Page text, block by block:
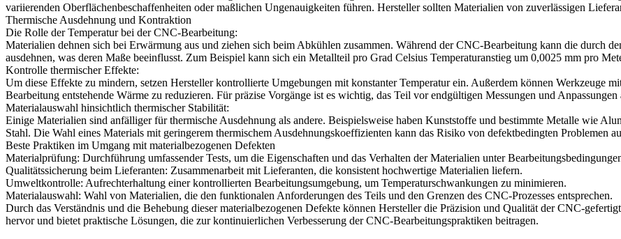
variierenden Oberflächenbeschaffenheiten oder maßlichen Ungenauigkeiten führen. Hersteller sollten Materialien von zuverlässigen
Thermische Ausdehnung und Kontraktion
Die Rolle der Temperatur bei der CNC-Bearbeitung:
Materialien dehnen sich bei Erwärmung aus und ziehen sich beim Abkühlen zusammen. Während der CNC-Bearbeitung kann die durch
ausdehnen, was deren Maße beeinflusst. Zum Beispiel kann sich ein Metallteil pro Grad Celsius Temperaturanstieg um 0,0025 mm pro
Kontrolle thermischer Effekte:
Um diese Effekte zu mindern, setzen Hersteller kontrollierte Umgebungen mit konstanter Temperatur ein. Außerdem können Werkzeuge
Bearbeitung entstehende Wärme zu reduzieren. Für präzise Vorgänge ist es wichtig, das Teil vor endgültigen Messungen und
Materialauswahl hinsichtlich thermischer Stabilität:
Einige Materialien sind anfälliger für thermische Ausdehnung als andere. Beispielsweise haben Kunststoffe und bestimmte Metalle wie
Stahl. Die Wahl eines Materials mit geringerem thermischem Ausdehnungskoeffizienten kann das Risiko von defektbedingten Problemen
Beste Praktiken im Umgang mit materialbezogenen Defekten
Materialprüfung: Durchführung umfassender Tests, um die Eigenschaften und das Verhalten der Materialien unter
Qualitätssicherung beim Lieferanten: Zusammenarbeit mit Lieferanten, die konsistent hochwertige Materialien liefern.
Umweltkontrolle: Aufrechterhaltung einer kontrollierten Bearbeitungsumgebung, um Temperaturschwankungen zu minimieren.
Materialauswahl: Wahl von Materialien, die den funktionalen Anforderungen des Teils und den Grenzen des CNC-Prozesses entsprechen.
Durch das Verständnis und die Behebung dieser materialbezogenen Defekte können Hersteller die Präzision und Qualität der CNC-
hervor und bietet praktische Lösungen, die zur kontinuierlichen Verbesserung der CNC-Bearbeitungspraktiken beitragen.